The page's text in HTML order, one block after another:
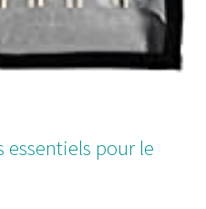
essentiels pour le